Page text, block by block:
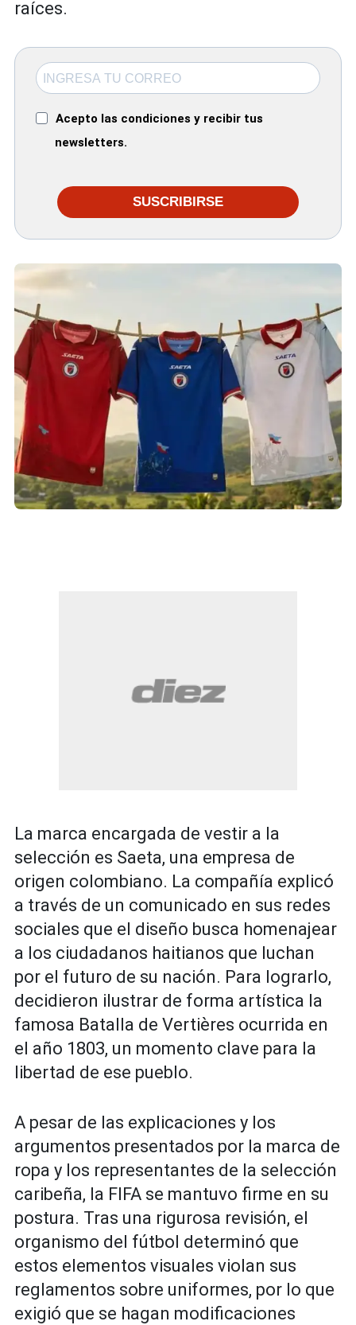
raíces.
Acepto las condiciones y recibir tus
newsletters.
SUSCRIBIRSE
La marca encargada de vestir a la
selección es Saeta, una empresa de
origen colombiano. La compañía explicó
a través de un comunicado en sus redes
sociales que el diseño busca homenajear
a los ciudadanos haitianos que luchan
por el futuro de su nación. Para lograrlo,
decidieron ilustrar de forma artística la
famosa Batalla de Vertières ocurrida en
el año 1803, un momento clave para la
libertad de ese pueblo.
A pesar de las explicaciones y los
argumentos presentados por la marca de
ropa y los representantes de la selección
caribeña, la FIFA se mantuvo firme en su
postura. Tras una rigurosa revisión, el
organismo del fútbol determinó que
estos elementos visuales violan sus
reglamentos sobre uniformes, por lo que
exigió que se hagan modificaciones